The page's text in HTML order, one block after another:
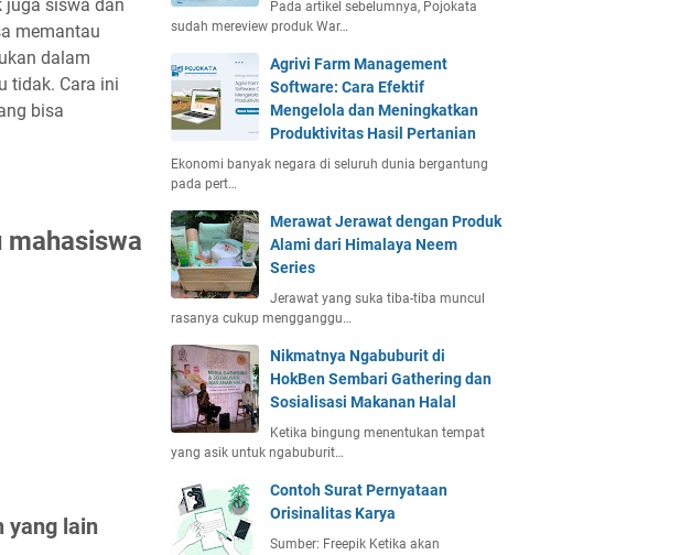
juga siswa dan
memantau
dalam
tidak. Cara ini
bisa
mahasiswa
yang lain
Pada artikel sebelumnya, Pojokata
sudah mereview produk War…
Agrivi Farm Management
Software: Cara Efektif
Mengelola dan Meningkatkan
Produktivitas Hasil Pertanian
Ekonomi banyak negara di seluruh dunia bergantung
pada pert…
Merawat Jerawat dengan Produk
Alami dari Himalaya Neem
Series
Jerawat yang suka tiba-tiba muncul
rasanya cukup mengganggu…
Nikmatnya Ngabuburit di
HokBen Sembari Gathering dan
Sosialisasi Makanan Halal
Ketika bingung menentukan tempat
yang asik untuk ngabuburit…
Contoh Surat Pernyataan
Orisinalitas Karya
Sumber: Freepik Ketika akan